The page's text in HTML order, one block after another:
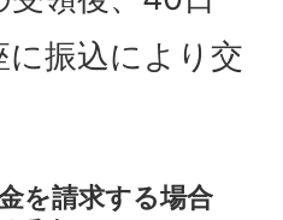
に振込により交
を請求する場合